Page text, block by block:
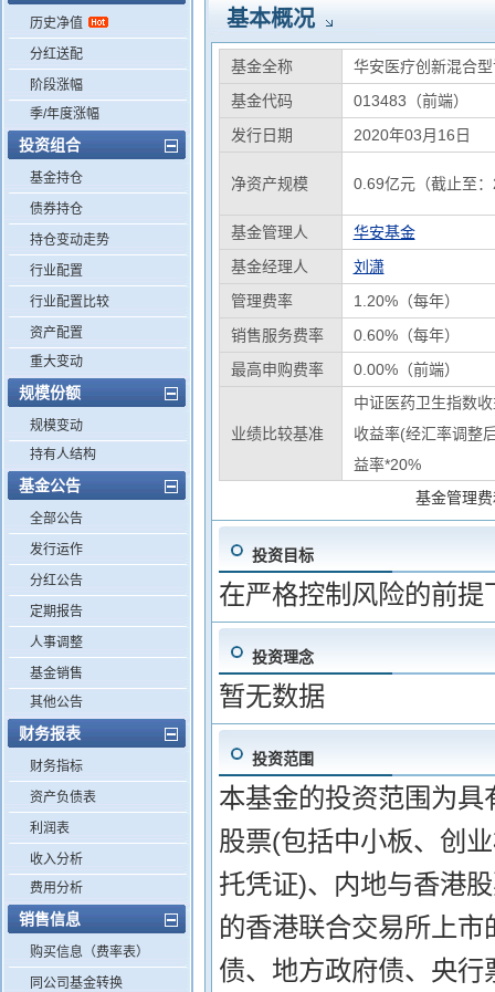
历史净值
分红送配
阶段涨幅
季/年度涨幅
投资组合
基金持仓
债券持仓
持仓变动走势
行业配置
行业配置比较
资产配置
重大变动
规模份额
规模变动
持有人结构
基金公告
全部公告
发行运作
分红公告
定期报告
人事调整
基金销售
其他公告
财务报表
财务指标
资产负债表
利润表
收入分析
费用分析
销售信息
购买信息（费率表）
同公司基金转换
基本概况
基金全称
华安医疗创新混合
基金代码
013483（前端）
发行日期
2020年03月16日
净资产规模 0.69亿元（截止至
基金管理人
华安基金
基金经理人
刘潇
管理费率
1.20%（每年）
销售服务费率
0.60%（每年）
最高申购费率
0.00%（前端）
业绩比较基准
中证医药卫生指数
收益率(经汇率调整
益率*20%
基金管理
投资目标
在严格控制风险的前
投资理念
暂无数据
投资范围
本基金的投资范围为
股票(包括中小板、创
托凭证)、内地与香港
的香港联合交易所上市
债、地方政府债、央